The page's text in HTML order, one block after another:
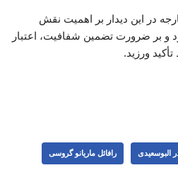
در این دیدار بر اهمیت نقش
و بر ضرورت تضمین شفافیت، اعتبار
ورزید.
البوسعیدی رافائل ماریانو گروسی